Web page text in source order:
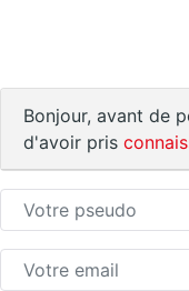
Bonjour, avant de
d'avoir pris